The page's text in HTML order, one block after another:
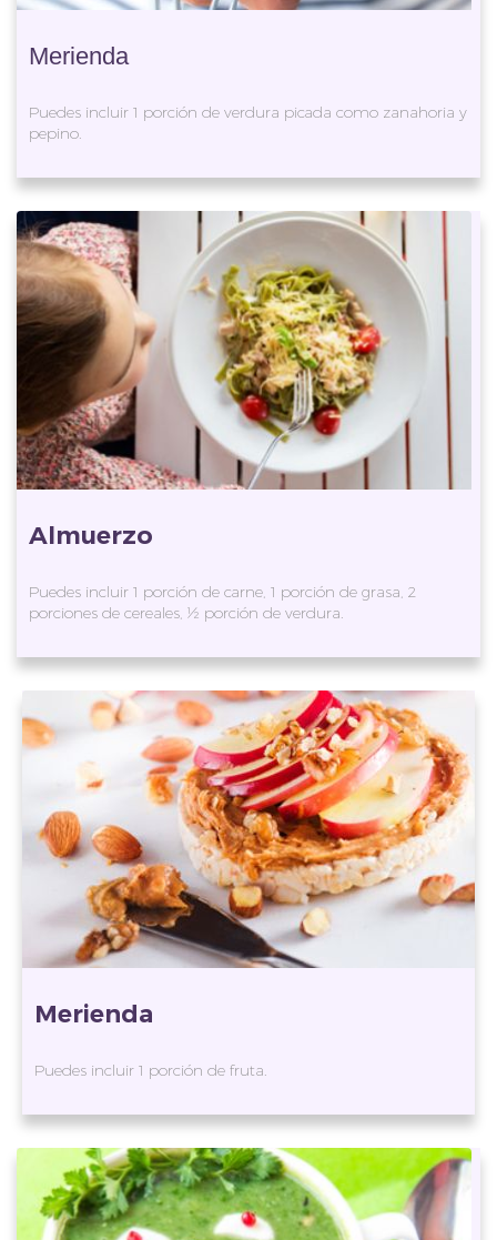
Merienda
Puedes incluir 1 porción de verdura picada como zanahoria y
pepino.
Almuerzo
Puedes incluir 1 porción de carne, 1 porción de grasa, 2
porciones de cereales, ½ porción de verdura.
Merienda
Puedes incluir 1 porción de fruta.